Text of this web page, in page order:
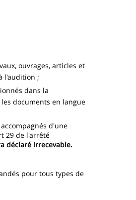
ouvrages, articles et
l'audition ;
dans la
documents en langue
d'une
29 de l'arrêté
déclaré irrecevable.
pour tous types de